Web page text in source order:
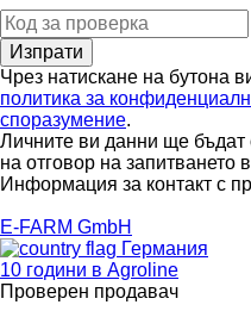
Чрез натискане на бутона
политика за
споразумение.
Личните ви данни ще бъдат
на отговор на запитването
Информация за контакт с
E-FARM GmbH
Германия
10 години в Agroline
Проверен продавач